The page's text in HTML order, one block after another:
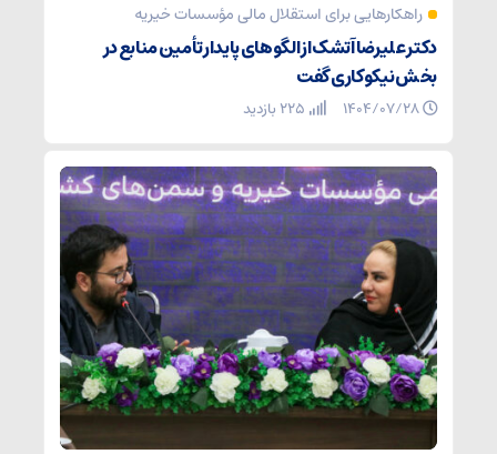
راهکارهایی برای استقلال مالی مؤسسات خیریه
دکتر علیرضا آتشک از الگوهای پایدار تأمین منابع در
بخش نیکوکاری گفت